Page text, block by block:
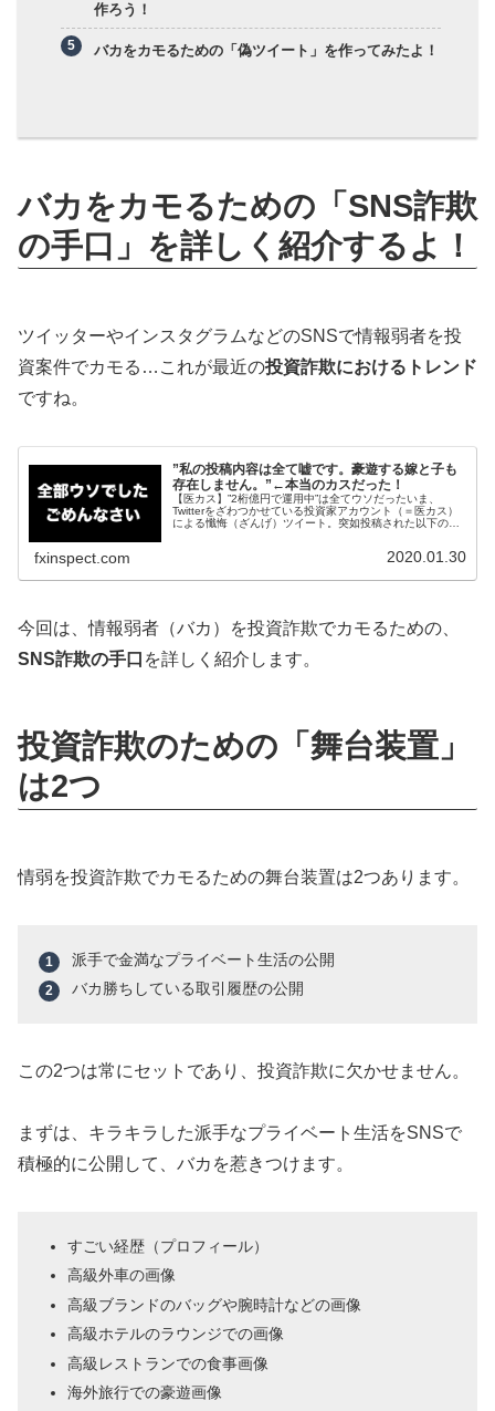
作ろう！
バカをカモるための「偽ツイート」を作ってみたよ！
バカをカモるための「SNS詐欺
の手口」を詳しく紹介するよ！
ツイッターやインスタグラムなどのSNSで情報弱者を投
資案件でカモる…これが最近の投資詐欺におけるトレンド
ですね。
”私の投稿内容は全て嘘です。豪遊する嫁と子も
存在しません。”←本当のカスだった！
【医カス】”2桁億円で運用中”は全てウソだったいま、
Twitterをざわつかせている投資家アカウント（＝医カス）
による懺悔（ざんげ）ツイート。突如投稿された以下のツ
fxinspect.com 2020.01.30
今回は、情報弱者（バカ）を投資詐欺でカモるための、
SNS詐欺の手口 を詳しく紹介します。
投資詐欺のための「舞台装置」
は2つ
情弱を投資詐欺でカモるための舞台装置は2つあります。
派手で金満なプライベート生活の公開
バカ勝ちしている取引履歴の公開
この2つは常にセットであり、投資詐欺に欠かせません。
まずは、キラキラした派手なプライベート生活をSNSで
積極的に公開して、バカを惹きつけます。
すごい経歴（プロフィール）
高級外車の画像
高級ブランドのバッグや腕時計などの画像
高級ホテルのラウンジでの画像
高級レストランでの食事画像
海外旅行での豪遊画像